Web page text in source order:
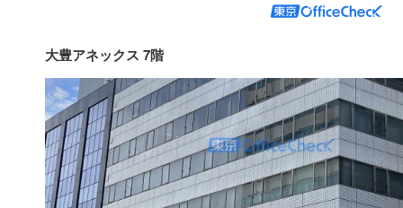
大豊アネックス 7階